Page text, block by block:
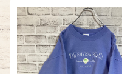
USA 古着